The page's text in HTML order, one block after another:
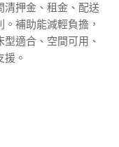
清押金、租金、配送
補助能減輕負擔，
適合、空間可用、
。